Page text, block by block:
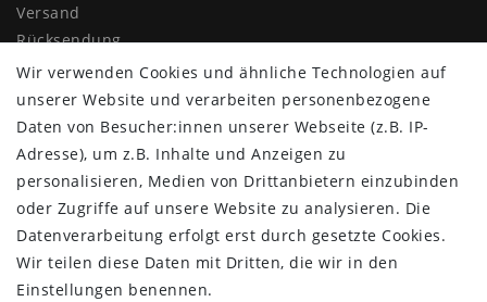
Versand
Rücksendung
Widerrufs­recht
Impressum
Daten­schutz­erklärung
AGB
Kontakt
ZAHLUNG & VERSAND
Wir verwenden Cookies und ähnliche Technologien auf
unserer Website und verarbeiten personenbezogene
Daten von Besucher:innen unserer Webseite (z.B. IP-
Adresse), um z.B. Inhalte und Anzeigen zu
personalisieren, Medien von Drittanbietern einzubinden
oder Zugriffe auf unsere Website zu analysieren. Die
Datenverarbeitung erfolgt erst durch gesetzte Cookies.
Wir teilen diese Daten mit Dritten, die wir in den
Einstellungen benennen.